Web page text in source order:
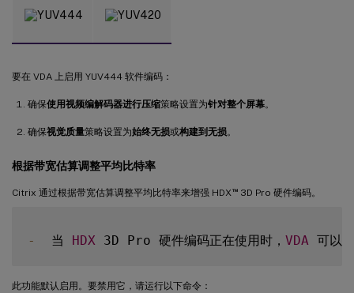
要在 VDA 上启用 YUV444 软件编码：
确保使用视频编解码器进行压缩策略设置为针对整个屏幕。
确保视觉质量策略设置为始终无损或构建到无损。
根据带宽估算调整平均比特率
Citrix 通过根据带宽估算调整平均比特率来增强 HDX ™3D Pro 硬件编码。
-
  当
HDX 3D Pro 硬件编码正在使用时， VDA
此功能默认启用。要禁用它，请运行以下命令：